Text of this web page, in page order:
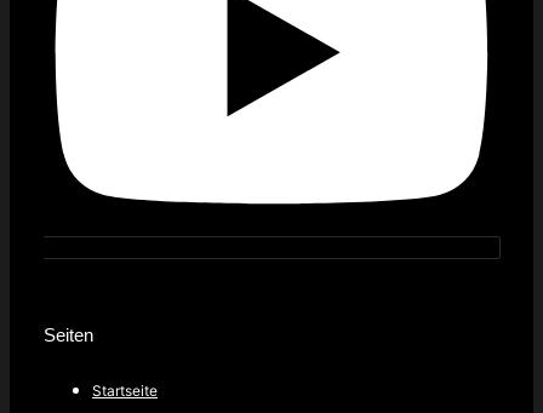
Seiten
Startseite